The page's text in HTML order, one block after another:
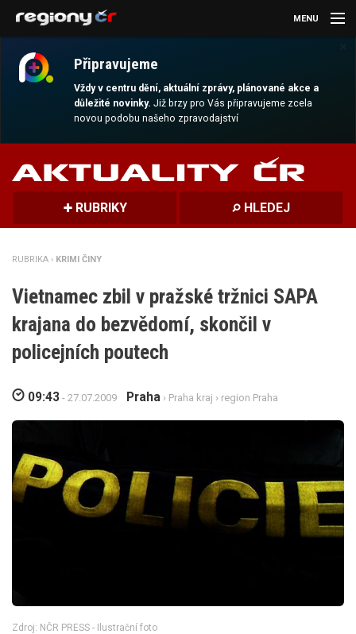
Připravujeme
Vždy v centru dění, aktuální zprávy, plánované akce a
důležité novinky.Již brzy pro Vás připravujeme zcela
novou podobu našeho zpravodajství
MENU
AKTUALITY
MAGAZÍN
DALŠÍ
REGION
RUBRIKY HLEDEJ
RUBRIKA › KRIMI ČINY
Vietnamec zbil v pražské tržnici SAPA
krajana do bezvědomí, skončil v
policejních poutech
09:43 - 27.07.2009 Praha › Praha kraj › region Praha
Zdroj: NČR PRESS - Ilustrační foto